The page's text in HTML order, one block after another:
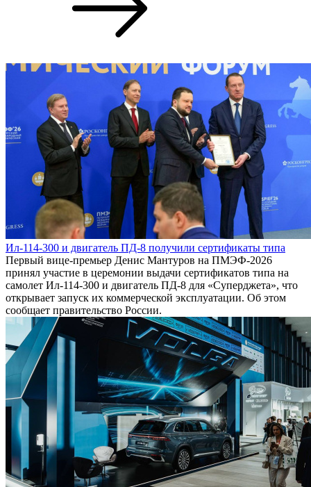
Ил-114-300 и двигатель ПД-8 получили сертификаты типа
Первый вице-премьер Денис Мантуров на ПМЭФ-2026
принял участие в церемонии выдачи сертификатов типа на
самолет Ил-114-300 и двигатель ПД-8 для «Суперджета», что
открывает запуск их коммерческой эксплуатации. Об этом
сообщает правительство России.